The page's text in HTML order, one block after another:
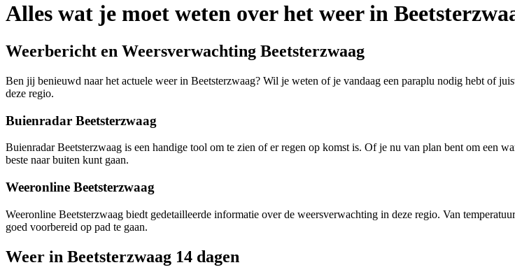
Alles wat je moet weten over het weer in
Weerbericht en Weersverwachting Beetsterzwaag
Ben jij benieuwd naar het actuele weer in Beetsterzwaag? Wil je weten of je vandaag een paraplu nodig hebt of
deze regio.
Buienradar Beetsterzwaag
Buienradar Beetsterzwaag is een handige tool om te zien of er regen op komst is. Of je nu van plan bent om een
beste naar buiten kunt gaan.
Weeronline Beetsterzwaag
Weeronline Beetsterzwaag biedt gedetailleerde informatie over de weersverwachting in deze regio. Van
goed voorbereid op pad te gaan.
Weer in Beetsterzwaag 14 dagen